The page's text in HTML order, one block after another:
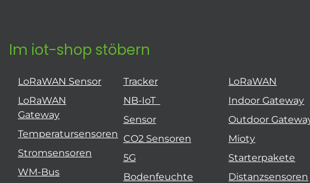
Im iot-shop stöbern
LoRaWAN Sensor
LoRaWAN
Gateway
Temperatursensoren
Stromsensoren
WM-Bus
Tracker
NB-IoT
Sensor
CO2 Sensoren
5G
Bodenfeuchte
LoRaWAN
Indoor Gateway
Outdoor
Mioty
Starterpakete
Distanzsensoren